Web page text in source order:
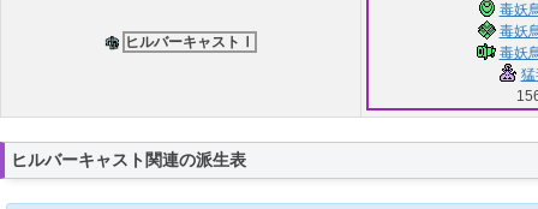
ヒルバーキャストⅠ
毒妖
毒妖
毒妖
猛
ヒルバーキャスト関連の派生表